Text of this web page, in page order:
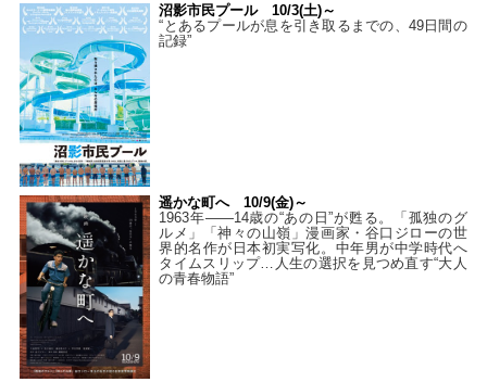
沼影市民プール 10/3(土)～
“とあるプールが息を引き取るまでの、49日間の
記録”
遥かな町へ 10/9(金)～
1963年――14歳の“あの日”が甦る。「孤独のグ
ルメ」「神々の山嶺」漫画家・谷口ジローの世
界的名作が日本初実写化。中年男が中学時代へ
タイムスリップ…人生の選択を見つめ直す“大人
の青春物語”